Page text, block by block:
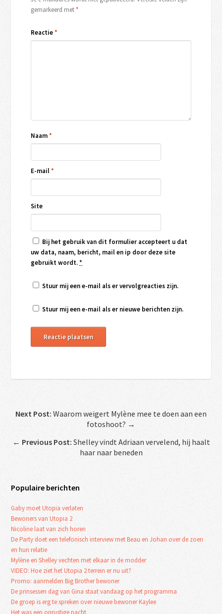
gemarkeerd met*
Reactie*
Naam*
E-mail*
Site
Bij het gebruik van dit formulier accepteert u dat
uw data, naam, bericht, mail en ip door deze site
gebruikt wordt.*
Stuur mij een e-mail als er vervolgreacties zijn.
Stuur mij een e-mail als er nieuwe berichten zijn.
Next Post: Waarom weigert Mylène mee te doen aan een
fotoshoot? →
← Previous Post: Shelley vindt Adriaan vervelend, hij haalt
haar naar beneden
Populaire berichten
Gaby moet Utopia verlaten
Bewoners van Utopia 2
Nicoline laat van zich horen
De Party doet een telefonisch interview met Beau en Johan over de zoen
en hun relatie
Mylène en Shelley vechten met elkaar in de modder
VIDEO: Hoe ziet het Utopia 2 terrein er nu uit?
Promo: aanmelden Big Brother bewoner
De prinsessen dag van Gina staat vandaag op het programma
De groep is erg te spreken over nieuwe bewoner Kaylee
Het was een onrustige nacht